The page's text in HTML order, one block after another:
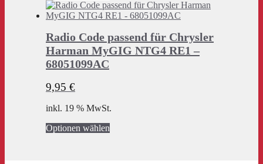
Radio Code passend für Chrysler
Harman MyGIG NTG4 RE1 –
68051099AC
9,95 €
inkl. 19 % MwSt.
Optionen wählen